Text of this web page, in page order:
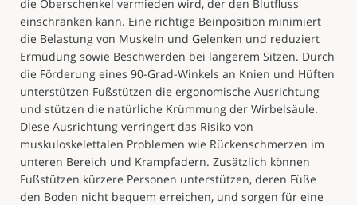
die Oberschenkel vermieden wird, der den Blutfluss
einschränken kann. Eine richtige Beinposition minimiert
die Belastung von Muskeln und Gelenken und reduziert
Ermüdung sowie Beschwerden bei längerem Sitzen. Durch
die Förderung eines 90-Grad-Winkels an Knien und Hüften
unterstützen Fußstützen die ergonomische Ausrichtung
und stützen die natürliche Krümmung der Wirbelsäule.
Diese Ausrichtung verringert das Risiko von
muskuloskelettalen Problemen wie Rückenschmerzen im
unteren Bereich und Krampfadern. Zusätzlich können
Fußstützen kürzere Personen unterstützen, deren Füße
den Boden nicht bequem erreichen, und sorgen für eine